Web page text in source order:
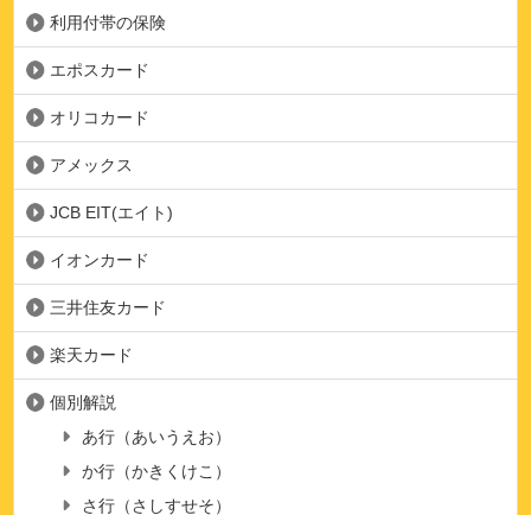
利用付帯の保険
エポスカード
オリコカード
アメックス
JCB EIT(エイト)
イオンカード
三井住友カード
楽天カード
個別解説
あ行（あいうえお）
か行（かきくけこ）
さ行（さしすせそ）